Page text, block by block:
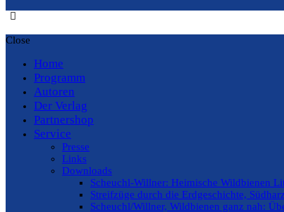
Close
Home
Programm
Autoren
Der Verlag
Partnershop
Service
Presse
Links
Downloads
Scheuchl-Willner: Heimische Wildbienen
Streifzüge durch die Erdgeschichte,
Scheuchl/Willner, Wildbienen ganz nah: